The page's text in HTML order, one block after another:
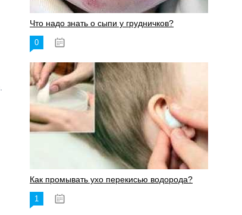
Что надо знать о сыпи у грудничков?
0
Как промывать ухо перекисью водорода?
1